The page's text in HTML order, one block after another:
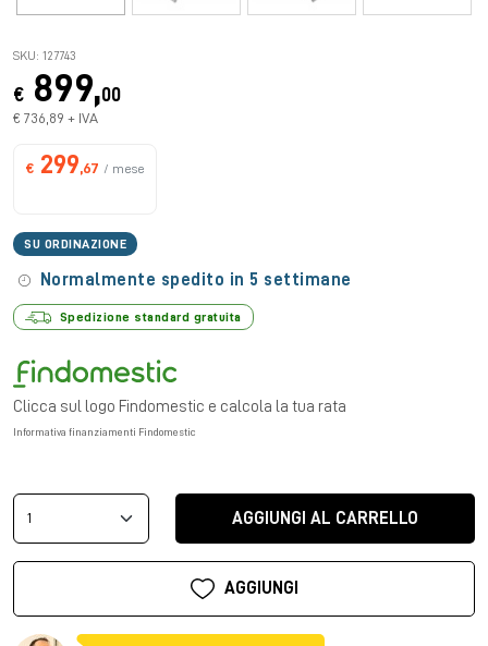
SKU: 127743
€ 899,00
€ 736,89 + IVA
€ 299 ,67 / mese
SU ORDINAZIONE
Normalmente spedito in 5 settimane
Spedizione standard gratuita
Clicca sul logo Findomestic e calcola la tua rata
Informativa finanziamenti Findomestic
AGGIUNGI AL CARRELLO
AGGIUNGI